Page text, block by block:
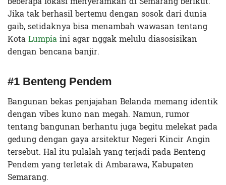
Jika tak berhasil bertemu dengan sosok dari dunia
gaib, setidaknya bisa menambah wawasan tentang
KotaLumpiaini agar nggak melulu diasosisikan
dengan bencana banjir.
#1 Benteng Pendem
Bangunan bekas penjajahan Belanda memang identik
dengan vibes kuno nan megah. Namun, rumor
tentang bangunan berhantu juga begitu melekat pada
gedung dengan gaya arsitektur Negeri Kincir Angin
tersebut. Hal itu pulalah yang terjadi pada Benteng
Pendem yang terletak di Ambarawa, Kabupaten
Semarang.